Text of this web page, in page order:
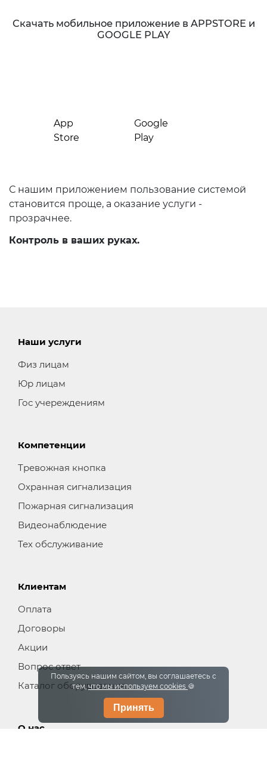
Скачать мобильное приложение в APPSTORE и
GOOGLE PLAY
App
Store
Google
Play
С нашим приложением пользование системой
становится проще, а оказание услуги -
прозрачнее.
Контроль в ваших руках.
Наши услуги
Физ лицам
Юр лицам
Гос учереждениям
Компетенции
Тревожная кнопка
Охранная сигнализация
Пожарная сигнализация
Видеонаблюдение
Тех обслуживание
Клиентам
Оплата
Договоры
Акции
Вопрос ответ
Каталог оборудования
О нас
Пользуясь нашим сайтом, вы соглашаетесь с
тем,что мы используем cookies 🍪
Принять